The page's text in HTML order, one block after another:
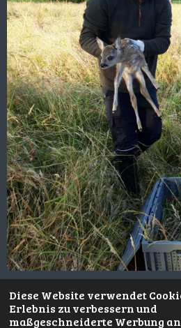
Diese Website verwendet
Erlebnis zu verbessern und
maßgeschneiderte Werbung
«Zurück